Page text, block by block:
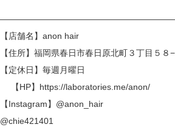
【店舗名】anon hair
【住所】福岡県春日市春日原北町３丁目５８−
【定休日】毎週月曜日
【HP】 https://laboratories.me/anon/
【Instagram】 @anon_hair
@chie421401